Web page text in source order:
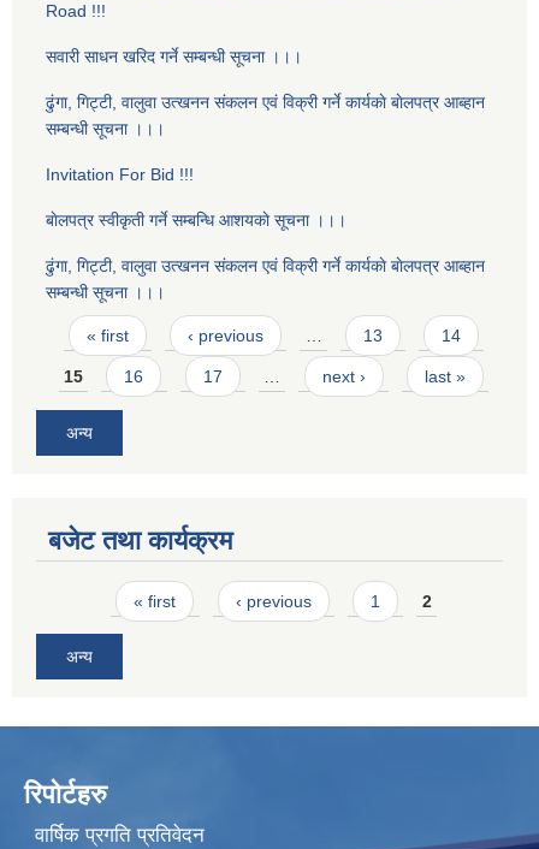
Road !!!
सवारी साधन खरिद गर्ने सम्बन्धी सूचना ।।।
ढुंगा, गिट्टी, वालुवा उत्खनन संकलन एवं विक्री गर्ने कार्यकाे बाेलपत्र आब्हान
सम्बन्धी सूचना ।।।
Invitation For Bid !!!
बाेलपत्र स्वीकृती गर्ने सम्बन्धि आशयकाे सूचना ।।।
ढुंगा, गिट्टी, वालुवा उत्खनन संकलन एवं विक्री गर्ने कार्यकाे बाेलपत्र आब्हान
सम्बन्धी सूचना ।।।
Pages
« first ‹ previous … 13 14
15 16 17 … next › last »
अन्य
बजेट तथा कार्यक्रम
Pages« first ‹ previous 1 2
अन्य
रिपोर्टहरु
वार्षिक प्रगति प्रतिवेदन